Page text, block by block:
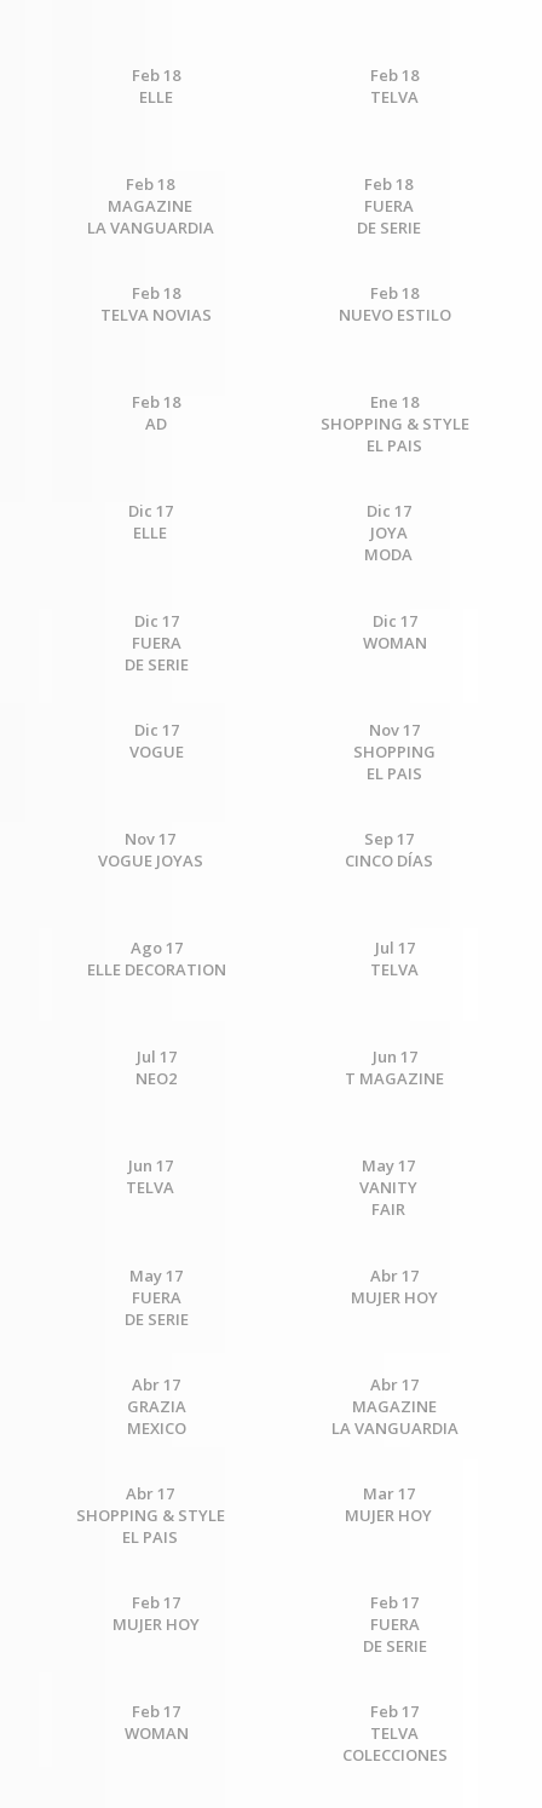
Feb 18
ELLE
Feb 18
TELVA
Feb 18
MAGAZINE
LA VANGUARDIA
Feb 18
FUERA
DE SERIE
Feb 18
TELVA NOVIAS
Feb 18
NUEVO ESTILO
Feb 18
AD
Ene 18
SHOPPING & STYLE
EL PAIS
Dic 17
ELLE
Dic 17
JOYA
MODA
Dic 17
FUERA
DE SERIE
Dic 17
WOMAN
Dic 17
VOGUE
Nov 17
SHOPPING
EL PAIS
Nov 17
VOGUE JOYAS
Sep 17
CINCO DÍAS
Ago 17
ELLE DECORATION
Jul 17
TELVA
Jul 17
NEO2
Jun 17
T MAGAZINE
Jun 17
TELVA
May 17
VANITY
FAIR
May 17
FUERA
DE SERIE
Abr 17
MUJER HOY
Abr 17
GRAZIA
MEXICO
Abr 17
MAGAZINE
LA VANGUARDIA
Abr 17
SHOPPING & STYLE
EL PAIS
Mar 17
MUJER HOY
Feb 17
MUJER HOY
Feb 17
FUERA
DE SERIE
Feb 17
WOMAN
Feb 17
TELVA
COLECCIONES